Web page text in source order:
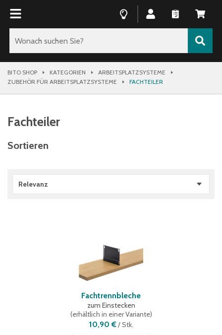
BITO SHOP KATEGORIEN
ARBEITSPLATZSYSTEME
ZUBEHÖR FÜR ARBEITSPLATZSYSTEME
FACHTEILER
Fachteiler
Sortieren
Relevanz
Fachtrennbleche
zum Einstecken
(erhältlich in einer Variante)
10,90 €/Stk.